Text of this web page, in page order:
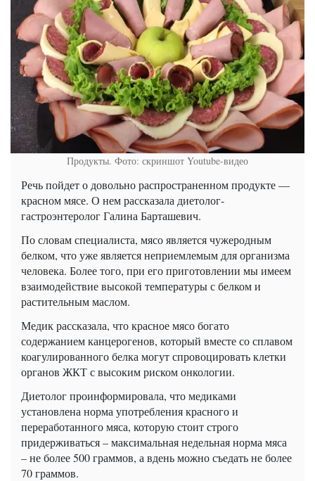
Продукты. Фото: скриншот Youtube-видео
Речь пойдет о довольно распространенном продукте —
красном мясе. О нем рассказала диетолог-
гастроэнтеролог Галина Барташевич.
По словам специалиста, мясо является чужеродным
белком, что уже является неприемлемым для организма
человека. Более того, при его приготовлении мы имеем
взаимодействие высокой температуры с белком и
растительным маслом.
Медик рассказала, что красное мясо богато
содержанием канцерогенов, который вместе со сплавом
коагулированного белка могут спровоцировать клетки
органов ЖКТ с высоким риском онкологии.
Диетолог проинформировала, что медиками
установлена норма употребления красного и
переработанного мяса, которую стоит строго
придерживаться – максимальная недельная норма мяса
– не более 500 граммов, а вдень можно съедать не более
70 граммов.